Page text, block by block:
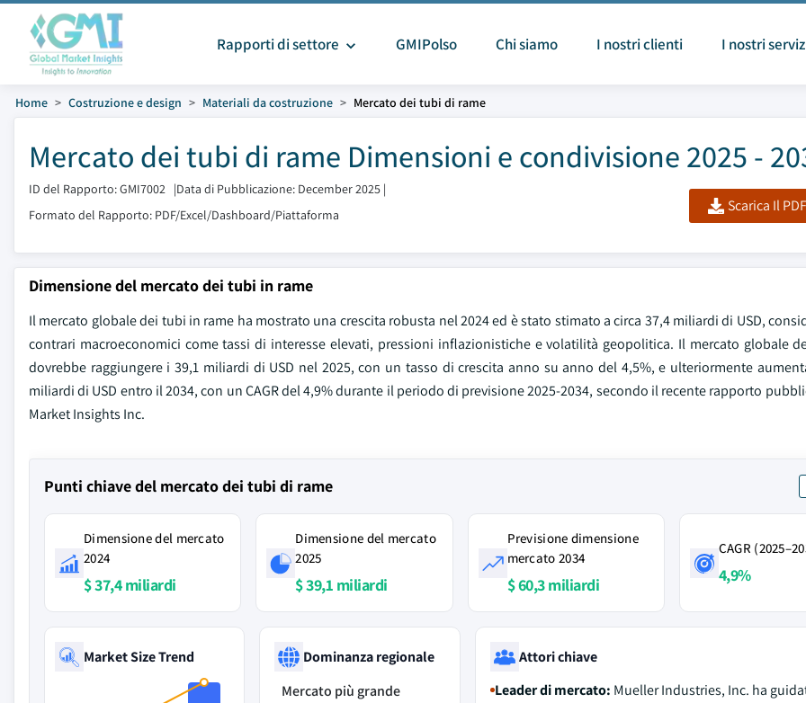
Rapporti di settore GMIPolso Chi siamo I nostri clienti I nostri
Home Costruzione e design Materiali da costruzione Mercato dei tubi di rame
Mercato dei tubi di rame Dimensioni e condivisione 2025 -
ID del Rapporto: GMI7002 |Data di Pubblicazione: December 2025 |
Formato del Rapporto: PDF/Excel/Dashboard/Piattaforma
Scarica Il
Dimensione del mercato dei tubi in rame
Il mercato globale dei tubi in rame ha mostrato una crescita robusta nel 2024 ed è stato stimato a circa 37,4 miliardi di USD,
contrari macroeconomici come tassi di interesse elevati, pressioni inflazionistiche e volatilità geopolitica. Il mercato globale
dovrebbe raggiungere i 39,1 miliardi di USD nel 2025, con un tasso di crescita anno su anno del 4,5%, e ulteriormente
miliardi di USD entro il 2034, con un CAGR del 4,9% durante il periodo di previsione 2025-2034, secondo il recente rapporto
Market Insights Inc.
Punti chiave del mercato dei tubi di rame
Dimensione del mercato
2024
$ 37,4 miliardi
Dimensione del mercato
2025
$ 39,1 miliardi
Previsione dimensione
mercato 2034
$ 60,3 miliardi
CAGR
4,9%
Market Size Trend
Dominanza regionale
Mercato più grande
Attori chiave
Leader di mercato: Mueller Industries, Inc. ha